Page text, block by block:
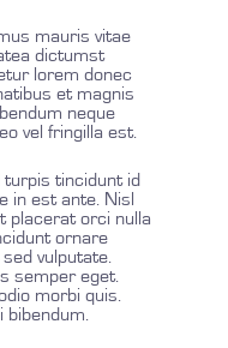
mauris vitae
dictumst
lorem donec
et magnis
neque
vel fringilla est.
tincidunt id
in est ante. Nisl
placerat orci nulla
ornare
vulputate.
semper eget.
morbi quis.
bibendum.